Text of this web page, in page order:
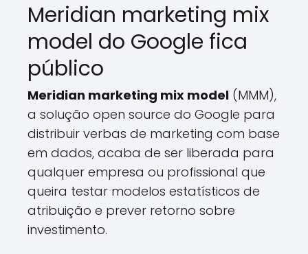
Meridian marketing mix
model do Google fica
público
Meridian marketing mix model (MMM),
a solução open source do Google para
distribuir verbas de marketing com base
em dados, acaba de ser liberada para
qualquer empresa ou profissional que
queira testar modelos estatísticos de
atribuição e prever retorno sobre
investimento.